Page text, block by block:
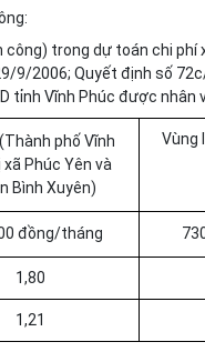
trong dự toán chi
9/2006; Quyết định số
tỉnh Vĩnh Phúc được nhân
phố Vĩnh
xã Phúc Yên và
Bình Xuyên)
Vùng
đồng/tháng
1,80
1,21